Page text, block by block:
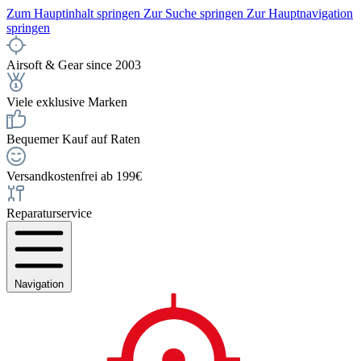
Zum Hauptinhalt springen Zur Suche springen Zur Hauptnavigation
springen
Airsoft & Gear since 2003
Viele exklusive Marken
Bequemer Kauf auf Raten
Versandkostenfrei ab 199€
Reparaturservice
Navigation